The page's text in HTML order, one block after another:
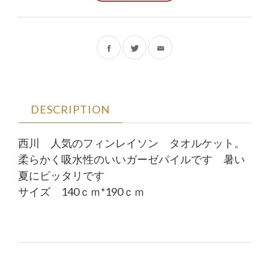
フ
ス
ブ
ッ
ク
シ
ツ
タ
ー
シ
ア
DESCRIPTION
西川 人気のフィンレイソン タオルケット。
柔らかく吸水性のいいガーゼパイルです 暑い
夏にピッタリです
サイズ 140ｃｍ*190ｃｍ